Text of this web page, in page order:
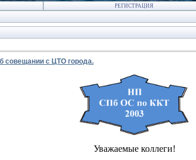
РЕГИСТРАЦИЯ
с ЦТО города.
Уважаемые коллеги!